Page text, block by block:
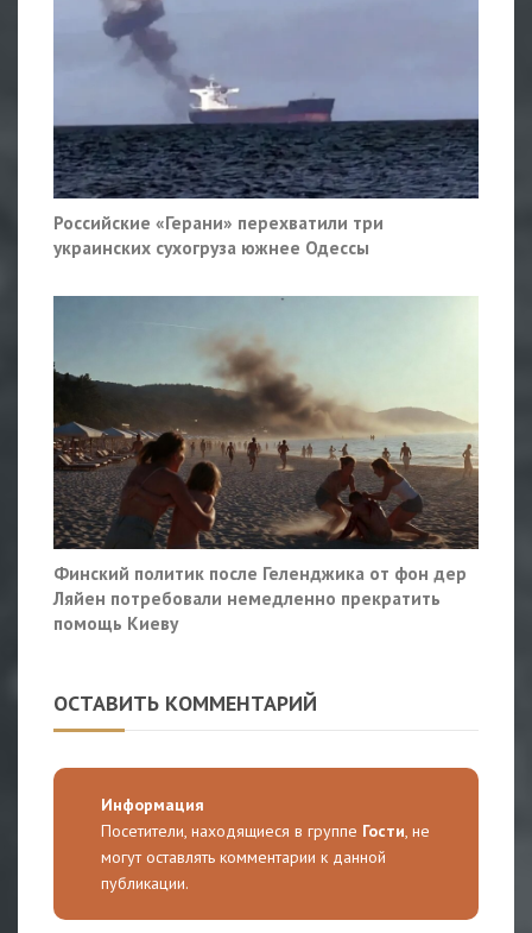
Российские «Герани» перехватили три
украинских сухогруза южнее Одессы
Финский политик после Геленджика от фон дер
Ляйен потребовали немедленно прекратить
помощь Киеву
ОСТАВИТЬ КОММЕНТАРИЙ
Информация
Посетители, находящиеся в группе Гости , не
могут оставлять комментарии к данной
публикации.